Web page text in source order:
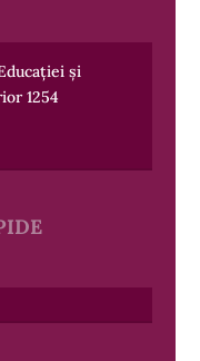
și
1254